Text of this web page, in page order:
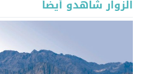
الزوار شاهدو أيضاً